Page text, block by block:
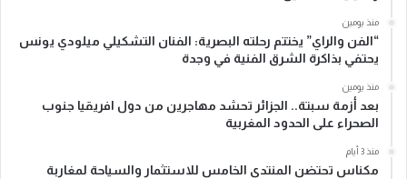
منذ يومين
“الفن والراي” يختتم رحلته البصرية: الفنان التشكيلي ميلودي يونس
يحتفي بذاكرة الشرق الفنية في وجدة
منذ يومين
بعد أزمة سبتة.. الجزائر تحشد مهاجرين من دول افريقيا جنوب
الصحراء على الحدود المغربية
منذ 3 أيام
مكناس تحتضن المنتدى الخامس للاستثمار والسياحة لمغاربة